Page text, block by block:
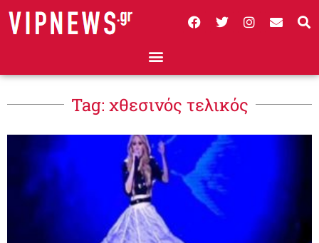
Tag: χθεσινός τελικός